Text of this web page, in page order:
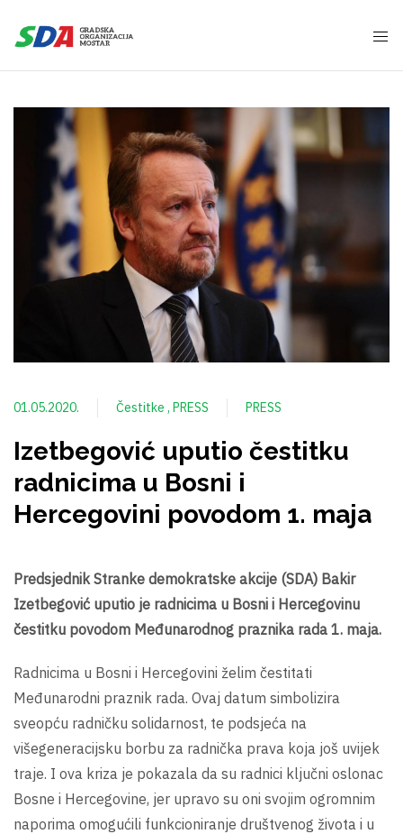
01.05.2020. Čestitke PRESS PRESS
Izetbegović uputio čestitku
radnicima u Bosni i
Hercegovini povodom 1. maja
Predsjednik Stranke demokratske akcije (SDA) Bakir
Izetbegović uputio je radnicima u Bosni i Hercegovinu
čestitku povodom Međunarodnog praznika rada 1. maja.
Radnicima u Bosni i Hercegovini želim čestitati
Međunarodni praznik rada. Ovaj datum simbolizira
sveopću radničku solidarnost, te podsjeća na
višegeneracijsku borbu za radnička prava koja još uvijek
traje. I ova kriza je pokazala da su radnici ključni oslonac
Bosne i Hercegovine, jer upravo su oni svojim ogromnim
naporima omogućili funkcioniranje društvenog života i u